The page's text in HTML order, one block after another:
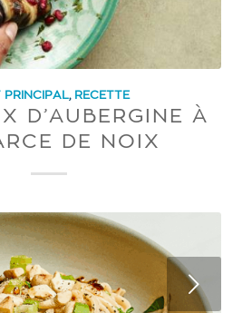
PRINCIPAL, RECETTE
D’AUBERGINE À
DE NOIX
Next